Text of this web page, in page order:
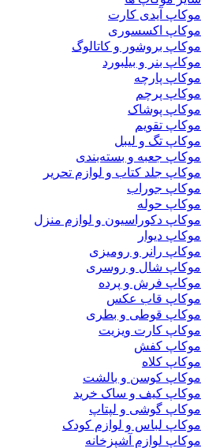
موکاپ آیدی کارت
موکاپ اکسسوری
موکاپ بروشور و کاتالوگ
موکاپ بنر و بیلبورد
موکاپ پارچه
موکاپ پرچم
موکاپ پوشاک
موکاپ تقویم
موکاپ تگ و لیبل
موکاپ جعبه و بسته‌بندی
موکاپ جلد کتاب و لوازم تحریر
موکاپ جوراب
موکاپ حوله
موکاپ دکوراسیون و لوازم منزل
موکاپ دیوار
موکاپ رانر و رومیزی
موکاپ شال و روسری
موکاپ فرش و پرده
موکاپ قاب عکس
موکاپ قوطی و بطری
موکاپ کارت ویزیت
موکاپ کفش
موکاپ کلاه
موکاپ کوسن و بالشت
موکاپ کیف و ساک خرید
موکاپ گوشی و لپتاپ
موکاپ لباس و لوازم کودک
موکاپ لوازم آشپزخانه